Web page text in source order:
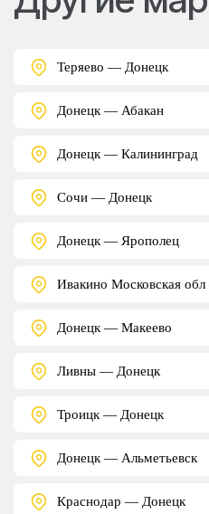
Теряево — Донецк
Донецк — Абакан
Донецк — Калининград
Сочи — Донецк
Донецк — Ярополец
Ивакино Московская
Донецк — Макеево
Ливны — Донецк
Троицк — Донецк
Донецк — Альметьевск
Краснодар — Донецк